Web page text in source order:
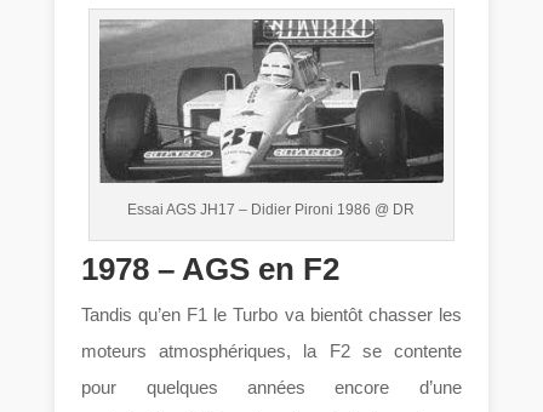
Essai AGS JH17 – Didier Pironi 1986 @ DR
1978 – AGS en F2
Tandis qu’en F1 le Turbo va bientôt chasser les
moteurs atmosphériques, la F2 se contente
pour quelques années encore d’une